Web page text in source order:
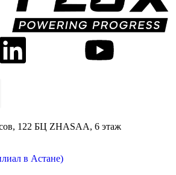
122 БЦ ZHASAA, 6 этаж
в Астане)